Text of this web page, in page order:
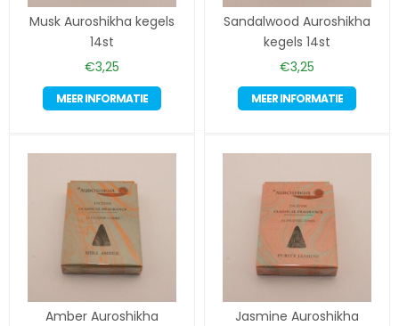
Musk Auroshikha kegels
14st
€3,25
MEER INFORMATIE
Sandalwood Auroshikha
kegels 14st
€3,25
MEER INFORMATIE
Amber Auroshikha
Jasmine Auroshikha